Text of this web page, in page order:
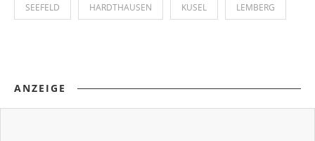
SEEFELD HARDTHAUSEN KUSEL LEMBERG
ANZEIGE